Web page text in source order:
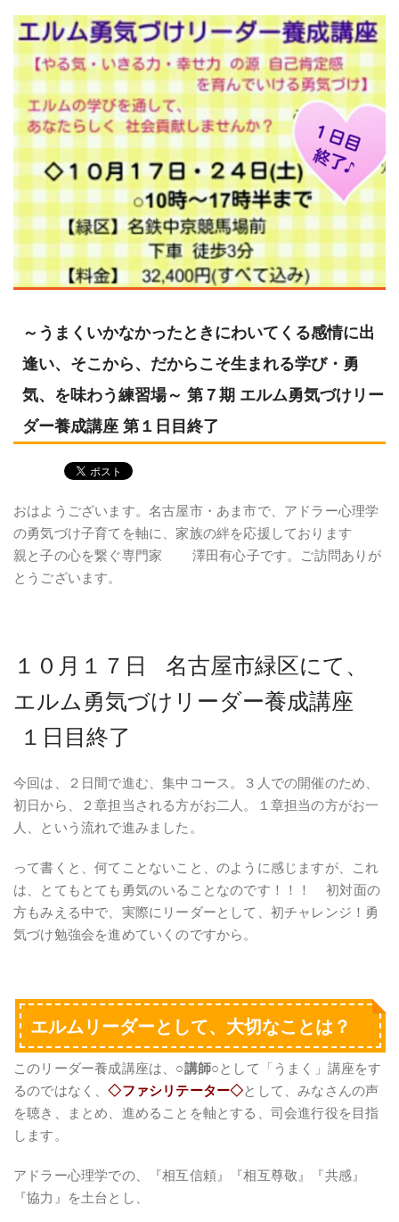
～うまくいかなかったときにわいてくる感情に出
逢い、そこから、だからこそ生まれる学び・勇
気、を味わう練習場～ 第７期 エルム勇気づけリー
ダー養成講座 第１日目終了
おはようございます。名古屋市・あま市で、アドラー心理学
の勇気づけ子育てを軸に、家族の絆を応援しております
親と子の心を繋ぐ専門家 澤田有心子です。ご訪問ありが
とうございます。
１０月１７日 名古屋市緑区にて、
エルム勇気づけリーダー養成講座
１日目終了
今回は、２日間で進む、集中コース。３人での開催のため、
初日から、２章担当される方がお二人。１章担当の方がお一
人、という流れで進みました。
って書くと、何てことないこと、のように感じますが、これ
は、とてもとても勇気のいることなのです！！！ 初対面の
方もみえる中で、実際にリーダーとして、初チャレンジ！勇
気づけ勉強会を進めていくのですから。
エルムリーダーとして、大切なことは？
このリーダー養成講座は、 ○講師○として「うまく」講座をす
るのではなく、◇ファシリテーター◇として、みなさんの声
を聴き、まとめ、進めることを軸とする、司会進行役を目指
します。
アドラー心理学での、『相互信頼』『相互尊敬』『共感』
『協力』を土台とし、